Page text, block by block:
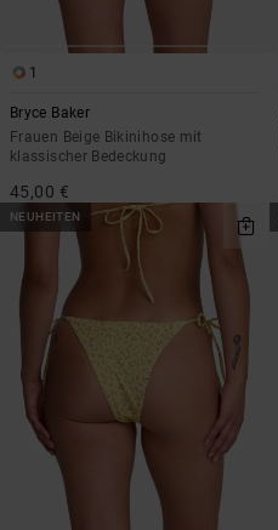
1
Bryce Baker
Frauen Beige Bikinihose mit
klassischer Bedeckung
45,00 €
NEUHEITEN